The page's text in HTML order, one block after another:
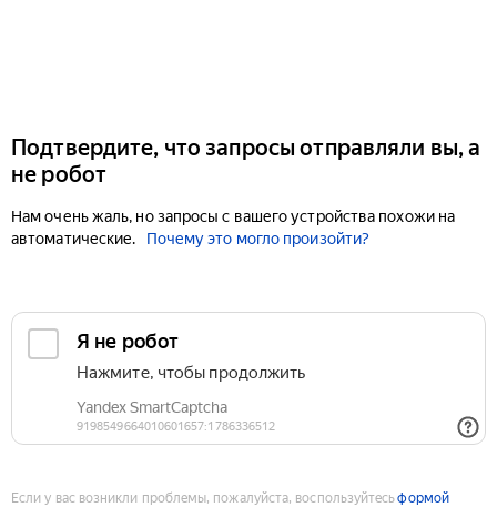
Подтвердите, что запросы отправляли вы, а
не робот
Нам очень жаль, но запросы с вашего устройства похожи на
автоматические.
Почему это могло произойти?
Если у вас возникли проблемы, пожалуйста, воспользуйтесьформой